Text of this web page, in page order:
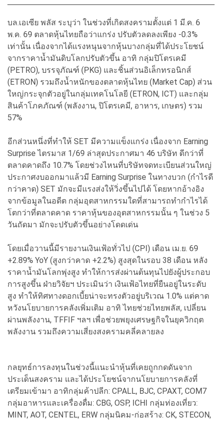
บล.เอเซีย พลัส ระบุว่า ในช่วงที่เกิดสงครามตั้งแต่ 1 มี.ค. 6
พ.ค. 69 ตลาดหุ้นไทยถือว่าแกร่ง ปรับตัวลดลงเพียง -0.3%
เท่านั้น เนื่องจากได้แรงหนุนจากหุ้นบางกลุ่มที่ได้ประโยชน์
จากราคาน้ำมันดิบโลกปรับตัวขึ้น อาทิ กลุ่มปิโตรเคมี
(PETRO), บรรจุภัณฑ์ (PKG) และชิ้นส่วนอิเล็กทรอนิกส์
(ETRON) รวมถึงน้ำหนักของตลาดหุ้นไทย (Market Cap) ส่วน
ใหญ่กระจุกตัวอยู่ในกลุ่มเทคโนโลยี (ETRON, ICT) และกลุ่ม
สินค้าโภคภัณฑ์ (พลังงาน, ปิโตรเคมี, อาหาร, เกษตร) รวม
57%
อีกส่วนหนึ่งที่ทำให้ SET มีความแข็งแกร่ง เนื่องจาก Earning
Surprise ไตรมาส 1/69 ล่าสุดประกาศมา 46 บริษัท ดีกว่าที่
ตลาดคาดถึง 10.7% โดยช่วงไหนที่บริษัทจดทะเบียนส่วนใหญ่
ประกาศงบออกมาแล้วมี Earning Surprise ในทางบวก (กำไรดี
กว่าคาด) SET มักจะมีแรงส่งให้วิ่งขึ้นไปได้ โดยหากอ้างอิง
จากข้อมูลในอดีต กลุ่มอุตสาหกรรมใดที่สามารถทำกำไรได้
โตกว่าที่ตลาดคาด ราคาหุ้นของอุตสาหกรรมนั้น ๆ ในช่วง 5
วันถัดมา มักจะปรับตัวขึ้นอย่างโดดเด่น
โดยเมื่อวานนี้มีรายงานเงินเฟ้อทั่วไป (CPI) เดือน เม.ย. 69
+2.89% YoY (สูงกว่าคาด +2.2%) สูงสุดในรอบ 38 เดือน หลัง
ราคาน้ำมันโลกพุ่งสูง ทำให้การส่งผ่านต้นทุนไปยังผู้ประกอบ
การสูงขึ้น ฝ่ายวิจัยฯ ประเมินว่า เงินเฟ้อไทยที่ยืนอยู่ในระดับ
สูง ทำให้ทิศทางดอกเบี้ยน่าจะทรงตัวอยู่บริเวณ 1.0% แต่คาด
หวังนโยบายการคลังเพิ่มเติม อาทิ ไทยช่วยไทยพลัส, เปลี่ยน
ผ่านพลังงาน, TFFIF ฯลฯ เพื่อช่วยพยุงเศรษฐกิจในยุควิกฤต
พลังงาน รวมถึงความเสี่ยงสงครามคลี่คลายลง
กลยุทธ์การลงทุนในช่วงนี้แนะนำหุ้นที่เคยถูกกดดันจาก
ประเด็นสงคราม และได้ประโยชน์จากนโยบายการคลังที่
เตรียมเข้ามา อาทิกลุ่มค้าปลีก: CPALL, BJC, CPAXT, COM7
กลุ่มอาหารและเครื่องดื่ม: CBG, OSP, ICHI กลุ่มท่องเที่ยว:
MINT, AOT, CENTEL, ERW กลุ่มนิคม-ก่อสร้าง: CK, STECON,